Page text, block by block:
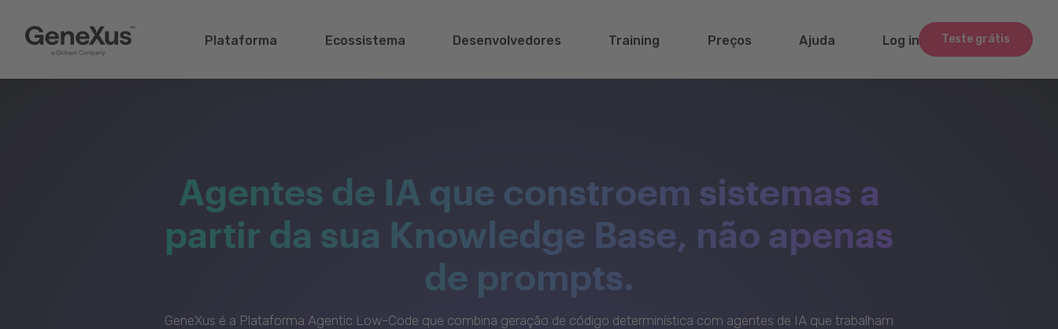
Teste grátis
Plataforma Ecossistema Desenvolvedores Training Preços Ajuda Log in
Agentes de IA que constroem sistemas a
partir da sua Knowledge Base, não apenas
de prompts.
GeneXus é a Plataforma Agentic Low-Code que combina geração de código determinística com agentes de IA que trabalham